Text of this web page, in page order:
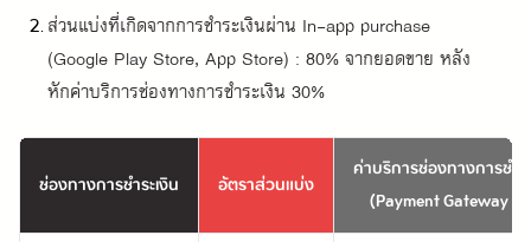
ส่วนแบ่งที่เกิดจากการชำระเงินผ่าน In-app purchase
(Google Play Store, App Store) : 80% จากยอดขาย หลัง
หักค่าบริการช่องทางการชำระเงิน 30%
ช่องทางการชำระเงิน อัตราส่วนแบ่ง
ค่าบริการช่องทางการชำร
(Payment Gateway